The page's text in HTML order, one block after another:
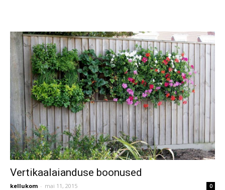
Vertikaalaianduse boonused
kellukom - mai 11, 2015 0